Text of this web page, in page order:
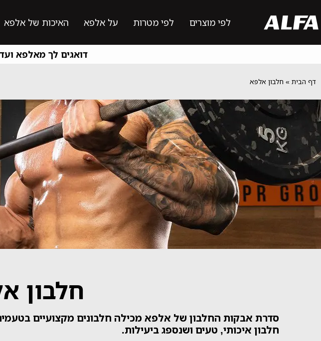
לפי מוצרים לפי מטרות על אלפא האיכות של אלפא
דואגים לך מאלפא
דף הבית » חלבון אלפא
חלבון
סדרת אבקות החלבון של אלפא מכילה חלבונים מקצועיים
חלבון איכותי, טעים ושנספג ביעילות.